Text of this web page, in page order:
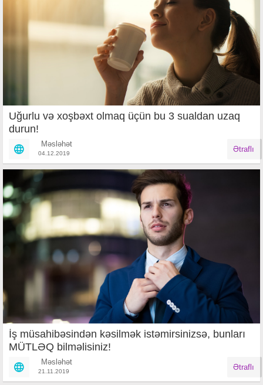
Uğurlu və xoşbəxt olmaq üçün bu 3 sualdan uzaq
durun!
Məsləhət
04.12.2019 Ətraflı
İş müsahibəsindən kəsilmək istəmirsinizsə, bunları
MÜTLƏQ bilməlisiniz!
Məsləhət
21.11.2019 Ətraflı